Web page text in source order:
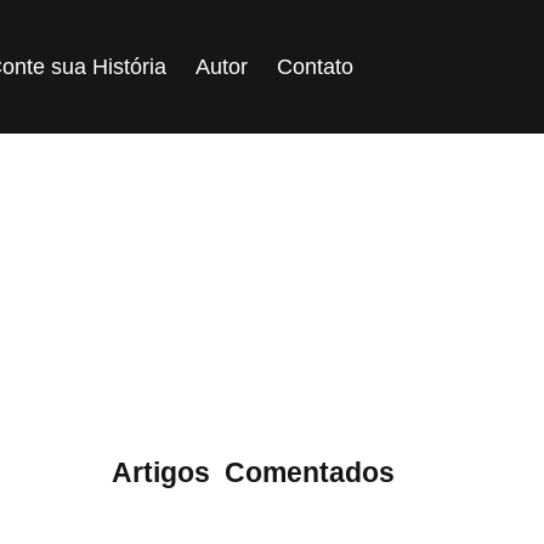
sua História Autor Contato
Artigos Comentados